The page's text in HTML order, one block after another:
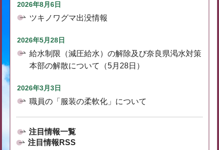
2026年8月6日
ツキノワグマ出没情報
2026年5月28日
給水制限（減圧給水）の解除及び奈良県渇水対策
本部の解散について（5月28日）
2026年3月3日
職員の「服装の柔軟化」について
注目情報一覧
注目情報RSS